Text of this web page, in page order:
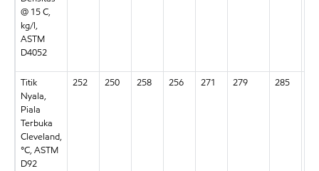
@ 15 C,
kg/l,
ASTM
D4052
Titik
Nyala,
Piala
Terbuka
Cleveland,
°C, ASTM
D92
252 250 258 256 271 279 285